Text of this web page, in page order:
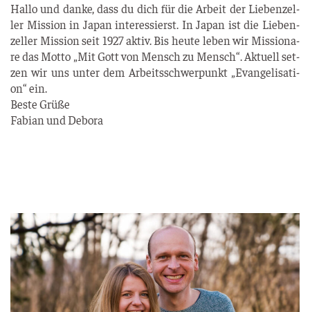
Hal­lo und dan­ke, dass du dich für die Arbeit der Lie­ben­zel­
ler Mis­si­on in Japan inter­es­sierst. In Japan ist die Lie­ben­
zel­ler Mis­si­on seit 1927 aktiv. Bis heu­te leben wir Mis­sio­na­
re das Mot­to „Mit Gott von Mensch zu Mensch“. Aktu­ell set­
zen wir uns unter dem Arbeits­schwer­punkt „Evan­ge­li­sa­ti­
on“ ein.
Bes­te Grü­ße
Fabi­an und Debora